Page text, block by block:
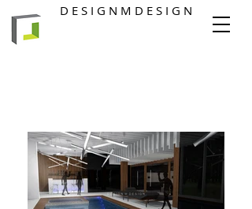
D E S I G N M D E S I G N